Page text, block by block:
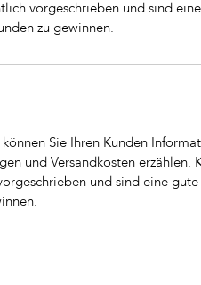
vorgeschrieben und sind
zu gewinnen.
Sie Ihren Kunden
und Versandkosten erzählen.
und sind eine